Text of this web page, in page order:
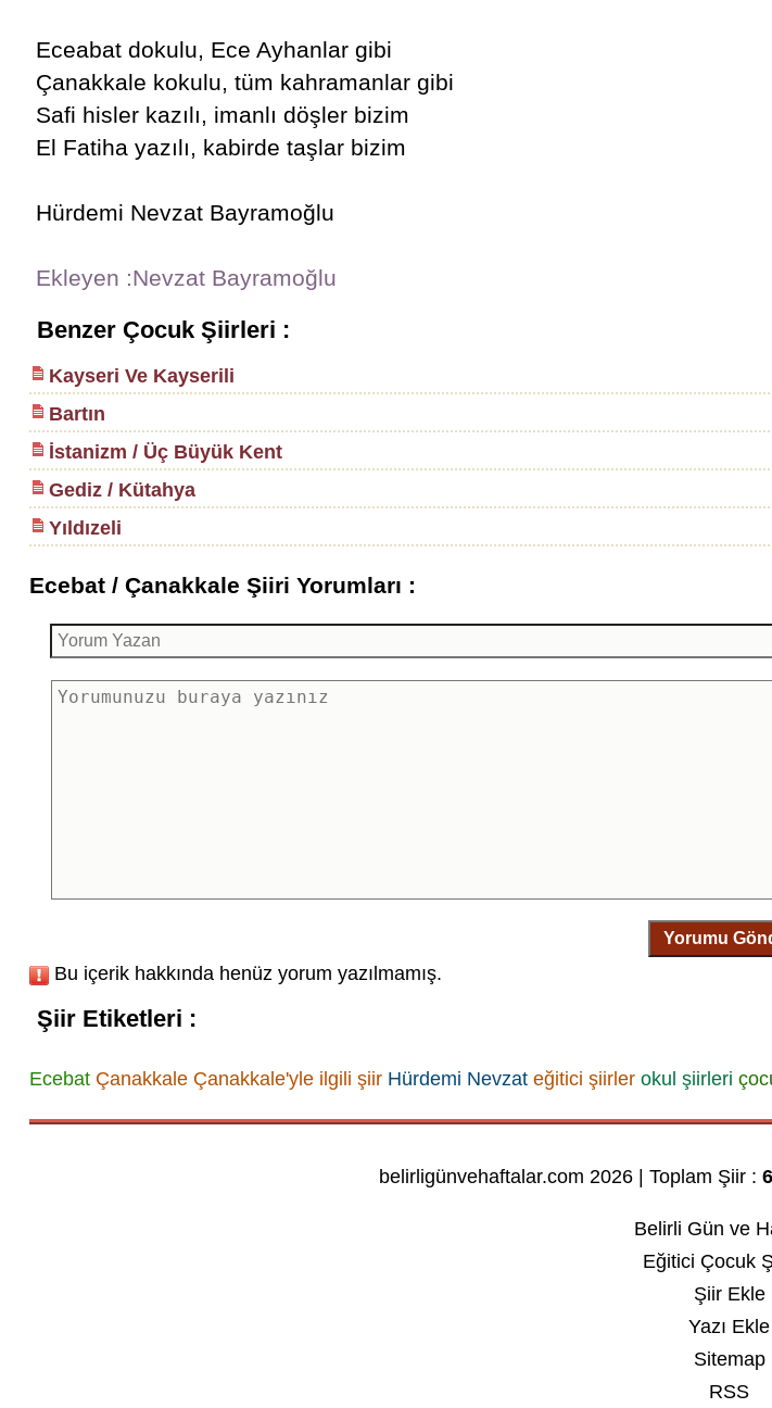
Eceabat dokulu, Ece Ayhanlar gibi
Çanakkale kokulu, tüm kahramanlar gibi
Safi hisler kazılı, imanlı döşler bizim
El Fatiha yazılı, kabirde taşlar bizim
Hürdemi Nevzat Bayramoğlu
Ekleyen :Nevzat Bayramoğlu
Benzer Çocuk Şiirleri :
Kayseri Ve Kayserili
Bartın
İstanizm / Üç Büyük Kent
Gediz / Kütahya
Yıldızeli
Ecebat / Çanakkale Şiiri Yorumları :
Yorumu
Bu içerik hakkında henüz yorum yazılmamış.
Şiir Etiketleri :
Ecebat Çanakkale Çanakkale'yle ilgili şiir Hürdemi Nevzat eğitici şiirler okul şiirleri
belirligünvehaftalar.com 2026 | Toplam Şiir :
Belirli Gün ve
Eğitici Çocuk
Şiir Ekle
Yazı Ekle
Sitemap
RSS